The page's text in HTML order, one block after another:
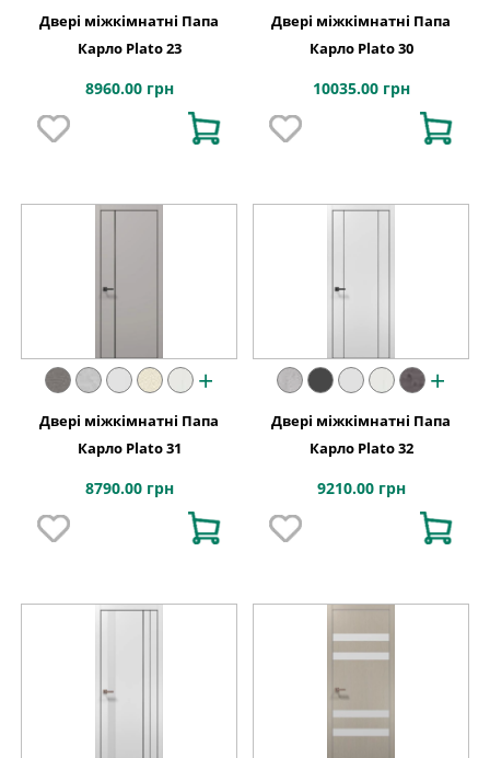
Двері міжкімнатні Папа
Карло Plato 23
8960.00 грн
Двері міжкімнатні Папа
Карло Plato 30
10035.00 грн
+
Двері міжкімнатні Папа
Карло Plato 31
8790.00 грн
+
Двері міжкімнатні Папа
Карло Plato 32
9210.00 грн